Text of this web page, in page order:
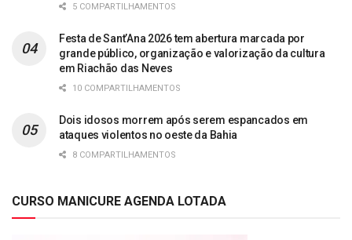
5 COMPARTILHAMENTOS
Festa de Sant’Ana 2026 tem abertura marcada por
grande público, organização e valorização da cultura
em Riachão das Neves
10 COMPARTILHAMENTOS
Dois idosos morrem após serem espancados em
ataques violentos no oeste da Bahia
8 COMPARTILHAMENTOS
CURSO MANICURE AGENDA LOTADA